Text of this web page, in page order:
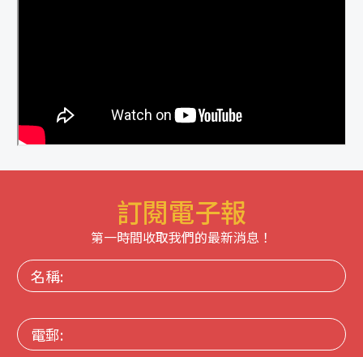
訂閱電子報
第一時間收取我們的最新消息！
名
稱:
電
郵: